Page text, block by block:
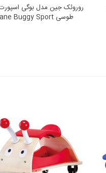
روروئک جین مدل بوگی
طوسی Jane Buggy Sport